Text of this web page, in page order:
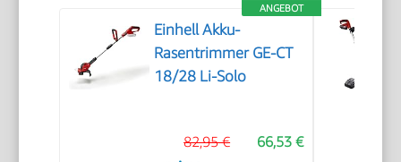
ANGEBOT
Einhell Akku-
Rasentrimmer GE-CT
18/28 Li-Solo
66,53 €
82,95 €